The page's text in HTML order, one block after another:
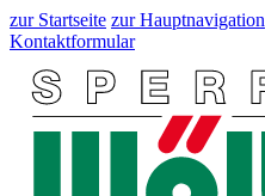
zur Startseite zur Hauptnavigation
Kontaktformular